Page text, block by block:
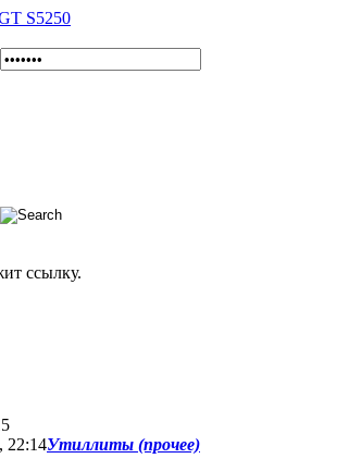
S5250
ссылку.
22:14Утиллиты (прочее)